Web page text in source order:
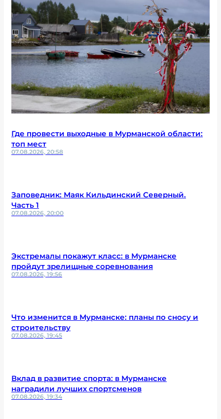
Где провести выходные в Мурманской области:
топ мест
07.08.2026, 20:58
Заповедник: Маяк Кильдинский Северный.
Часть 1
07.08.2026, 20:00
Экстремалы покажут класс: в Мурманске
пройдут зрелищные соревнования
07.08.2026, 19:56
Что изменится в Мурманске: планы по сносу и
строительству
07.08.2026, 19:45
Вклад в развитие спорта: в Мурманске
наградили лучших спортсменов
07.08.2026, 19:34